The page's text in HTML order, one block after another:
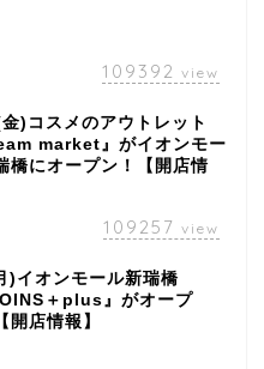
109392 view
)コスメのアウトレット
market』がイオンモー
橋にオープン！【開店情
109257 view
)イオンモール新瑞橋
＋plus』がオープ
開店情報】